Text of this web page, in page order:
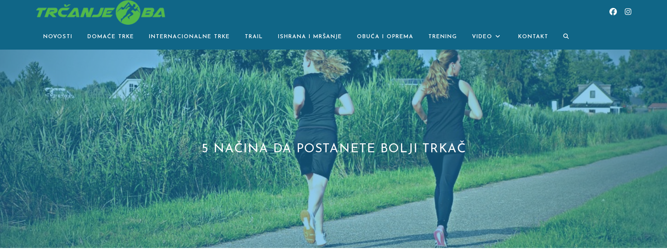
NOVOSTI DOMAĆE TRKE INTERNACIONALNE TRKE TRAIL ISHRANA I MRŠANJE OBUĆA I OPREMA TRENING VIDEO KONTAKT TOGGLE
WEBSITE
SEARCH
5 NAČINA DA POSTANETE BOLJI TRKAČ